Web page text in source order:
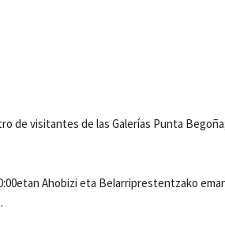
de visitantes de las Galerías Punta
Ahobizi eta Belarriprestentzako